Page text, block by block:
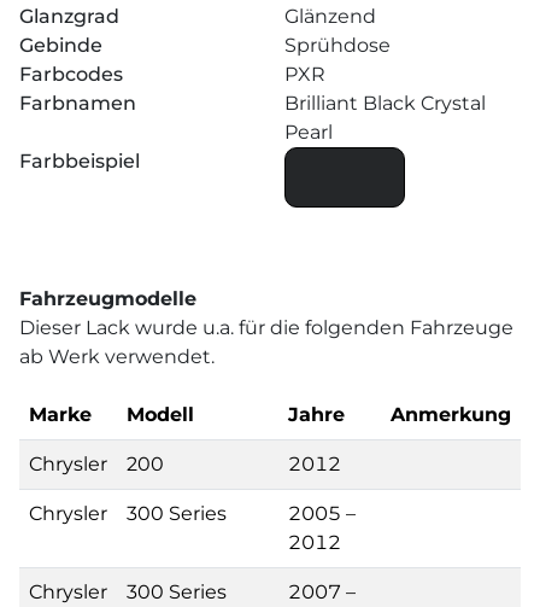
Glanzgrad
Glänzend
Gebinde
Sprühdose
Farbcodes
PXR
Farbnamen
Brilliant Black Crystal
Pearl
Farbbeispiel
Fahrzeugmodelle
Dieser Lack wurde u.a. für die folgenden Fahrzeuge
ab Werk verwendet.
Marke Modell Jahre Anmerkung
Chrysler 200 2012
Chrysler 300 Series
2005 –
2012
Chrysler
300 Series
2007 –